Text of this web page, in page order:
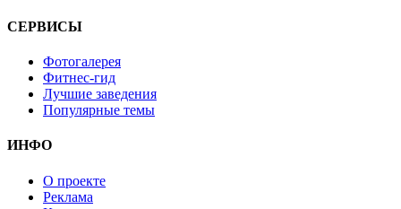
СЕРВИСЫ
Фотогалерея
Фитнес-гид
Лучшие заведения
Популярные темы
ИНФО
О проекте
Реклама